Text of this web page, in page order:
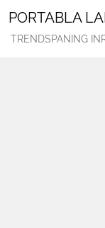
PORTABLA
TRENDSPANING